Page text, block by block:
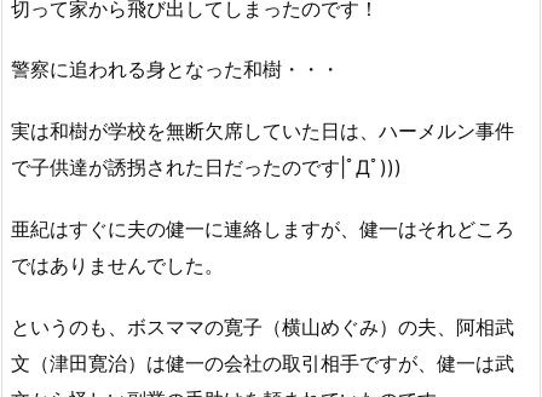
切って家から飛び出してしまったのです！
警察に追われる身となった和樹・・・
実は和樹が学校を無断欠席していた日は、ハーメルン事件
で子供達が誘拐された日だったのです|ﾟДﾟ)))
亜紀はすぐに夫の健一に連絡しますが、健一はそれどころ
ではありませんでした。
というのも、ボスママの寛子（横山めぐみ）の夫、阿相武
文（津田寛治）は健一の会社の取引相手ですが、健一は武